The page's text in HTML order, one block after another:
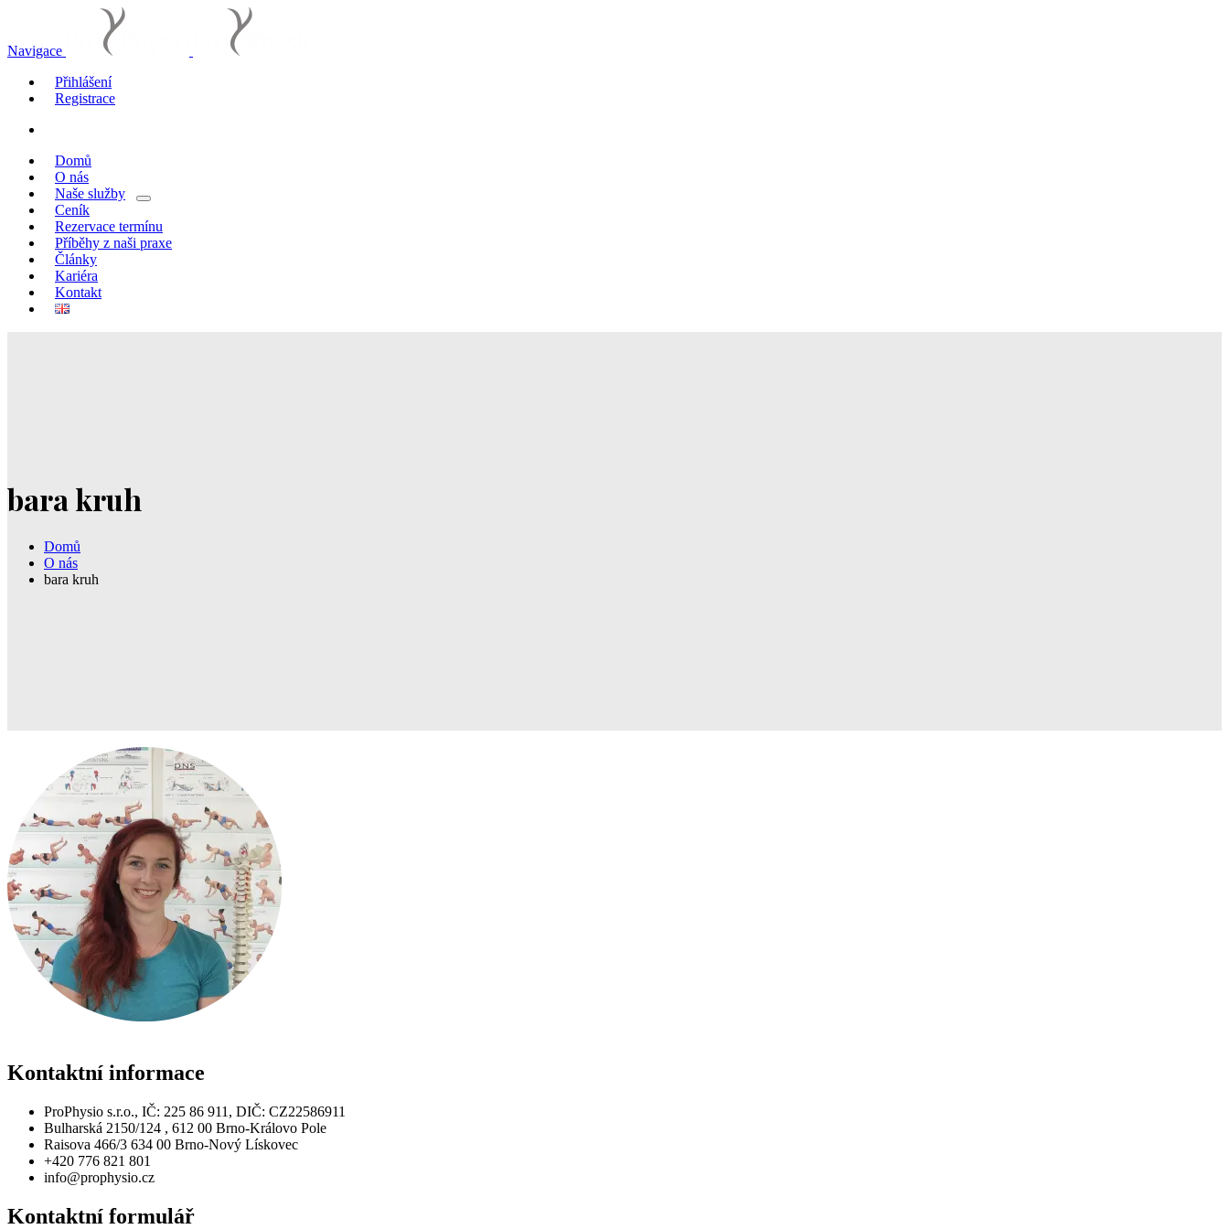
Navigace
Přihlášení
Registrace
Domů
O nás
Naše služby
Ceník
Rezervace termínu
Příběhy z naši praxe
Články
Kariéra
Kontakt
barakruh
Domů
O nás
bara kruh
Kontaktní informace
ProPhysio s.r.o., IČ: 225 86 911, DIČ: CZ22586911
Bulharská 2150/124 , 612 00 Brno-Královo Pole
Raisova 466/3 634 00 Brno-Nový Lískovec
+420 776 821 801
info@prophysio.cz
Kontaktní formulář